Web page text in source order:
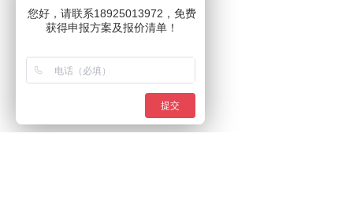
您好，请联系18925013972，免费
获得申报方案及报价清单！
提交